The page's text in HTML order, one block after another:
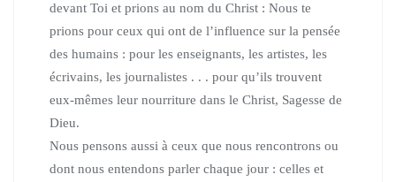
devant Toi et prions au nom du Christ : Nous te
prions pour ceux qui ont de l’influence sur la pensée
des humains : pour les enseignants, les artistes, les
écrivains, les journalistes . . . pour qu’ils trouvent
eux-mêmes leur nourriture dans le Christ, Sagesse de
Dieu.
Nous pensons aussi à ceux que nous rencontrons ou
dont nous entendons parler chaque jour : celles et